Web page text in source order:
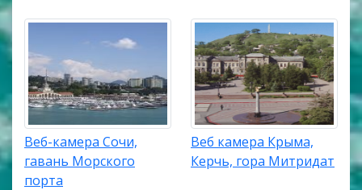
Веб-камера Сочи,
гавань Морского
порта
Веб камера Крыма,
Керчь, гора Митридат